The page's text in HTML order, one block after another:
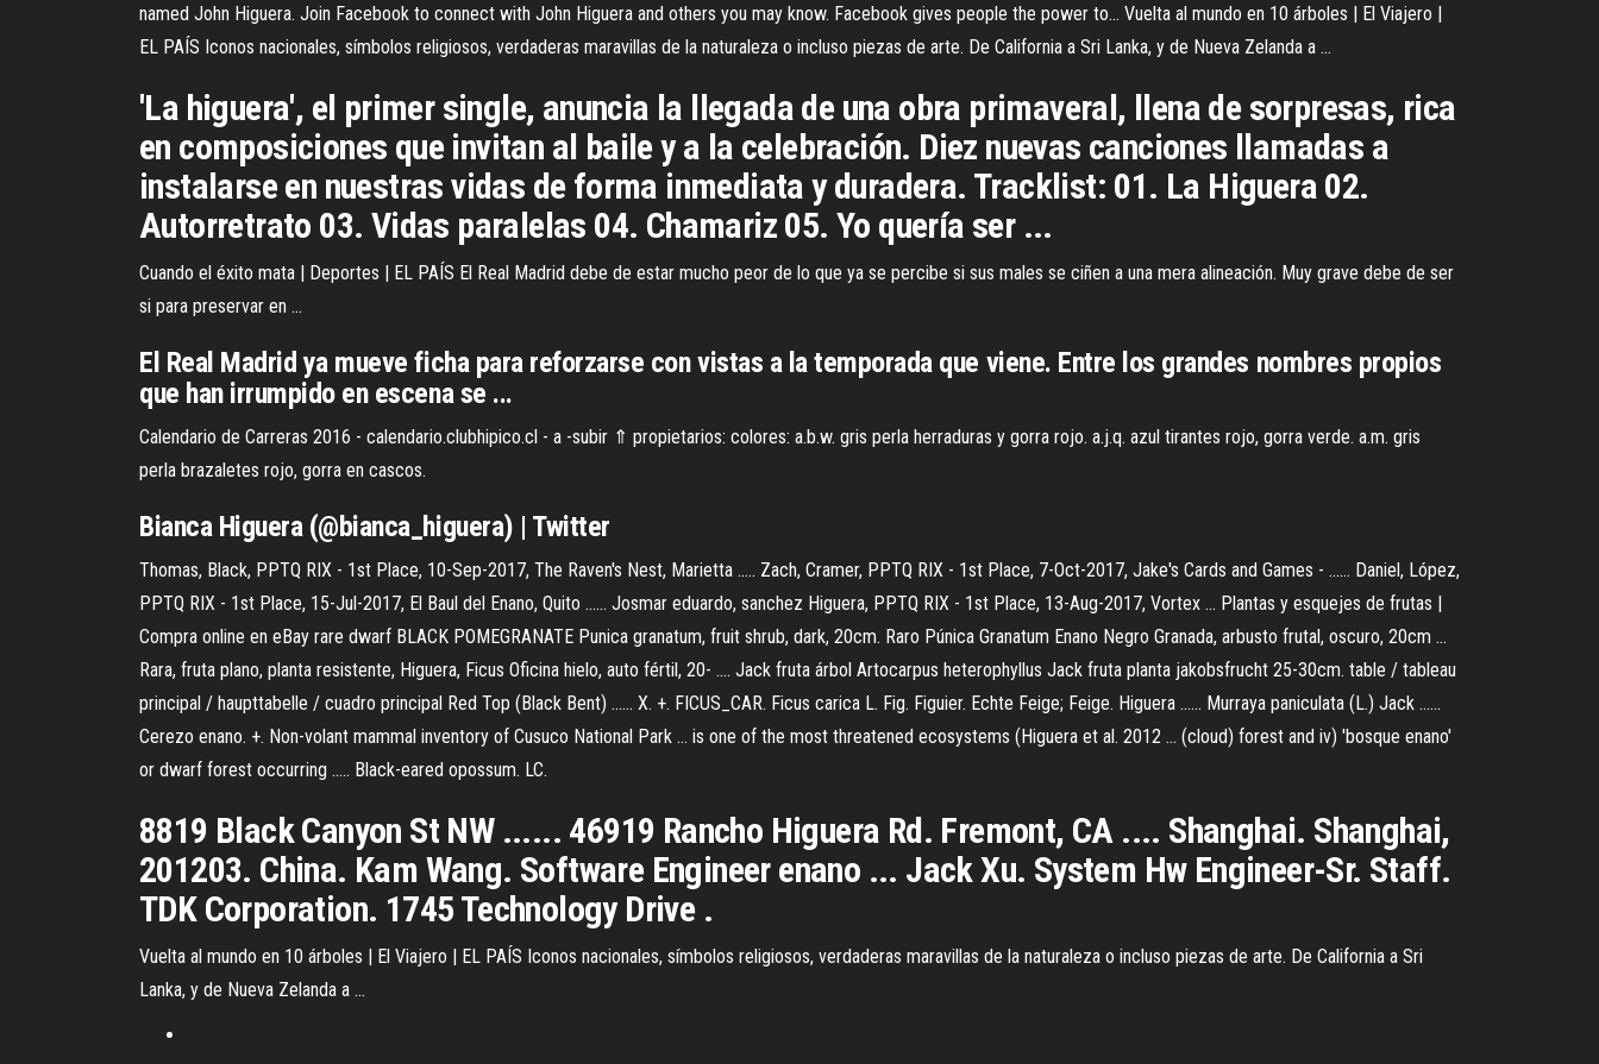
named John Higuera. Join Facebook to connect with John Higuera and others you may know. Facebook gives people the power to... Vuelta al mundo en 10 árboles | El Viajero |
EL PAÍS Iconos nacionales, símbolos religiosos, verdaderas maravillas de la naturaleza o incluso piezas de arte. De California a Sri Lanka, y de Nueva Zelanda a ...
'La higuera', el primer single, anuncia la llegada de una obra primaveral, llena de sorpresas, rica
en composiciones que invitan al baile y a la celebración. Diez nuevas canciones llamadas a
instalarse en nuestras vidas de forma inmediata y duradera. Tracklist: 01. La Higuera 02.
Autorretrato 03. Vidas paralelas 04. Chamariz 05. Yo quería ser ...
Cuando el éxito mata | Deportes | EL PAÍS El Real Madrid debe de estar mucho peor de lo que ya se percibe si sus males se ciñen a una mera alineación. Muy grave debe de ser
si para preservar en ...
El Real Madrid ya mueve ficha para reforzarse con vistas a la temporada que viene. Entre los grandes nombres propios
que han irrumpido en escena se ...
Calendario de Carreras 2016 - calendario.clubhipico.cl - a -subir ⇑ propietarios: colores: a.b.w. gris perla herraduras y gorra rojo. a.j.q. azul tirantes rojo, gorra verde. a.m. gris
perla brazaletes rojo, gorra en cascos.
Bianca Higuera (@bianca_higuera) | Twitter
Thomas, Black, PPTQ RIX - 1st Place, 10-Sep-2017, The Raven's Nest, Marietta ..... Zach, Cramer, PPTQ RIX - 1st Place, 7-Oct-2017, Jake's Cards and Games - ...... Daniel, López,
PPTQ RIX - 1st Place, 15-Jul-2017, El Baul del Enano, Quito ...... Josmar eduardo, sanchez Higuera, PPTQ RIX - 1st Place, 13-Aug-2017, Vortex ... Plantas y esquejes de frutas |
Compra online en eBay rare dwarf BLACK POMEGRANATE Punica granatum, fruit shrub, dark, 20cm. Raro Púnica Granatum Enano Negro Granada, arbusto frutal, oscuro, 20cm ...
Rara, fruta plano, planta resistente, Higuera, Ficus Oficina hielo, auto fértil, 20- .... Jack fruta árbol Artocarpus heterophyllus Jack fruta planta jakobsfrucht 25-30cm. table / tableau
principal / haupttabelle / cuadro principal Red Top (Black Bent) ...... X. +. FICUS_CAR. Ficus carica L. Fig. Figuier. Echte Feige; Feige. Higuera ...... Murraya paniculata (L.) Jack ......
Cerezo enano. +. Non-volant mammal inventory of Cusuco National Park ... is one of the most threatened ecosystems (Higuera et al. 2012 ... (cloud) forest and iv) 'bosque enano'
or dwarf forest occurring ..... Black-eared opossum. LC.
8819 Black Canyon St NW ...... 46919 Rancho Higuera Rd. Fremont, CA .... Shanghai. Shanghai,
201203. China. Kam Wang. Software Engineer enano ... Jack Xu. System Hw Engineer-Sr. Staff.
TDK Corporation. 1745 Technology Drive .
Vuelta al mundo en 10 árboles | El Viajero | EL PAÍS Iconos nacionales, símbolos religiosos, verdaderas maravillas de la naturaleza o incluso piezas de arte. De California a Sri
Lanka, y de Nueva Zelanda a ...